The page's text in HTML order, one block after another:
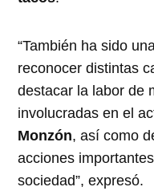
“También ha sido
reconocer distintas
destacar la labor de
involucradas en el
Monzón, así como
acciones
sociedad”, expresó.